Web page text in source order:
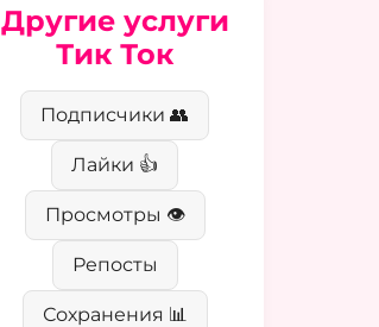
Другие услуги
Тик Ток
Подписчики 👥
Лайки 👍
Просмотры 👁️
Репосты
Сохранения 📊